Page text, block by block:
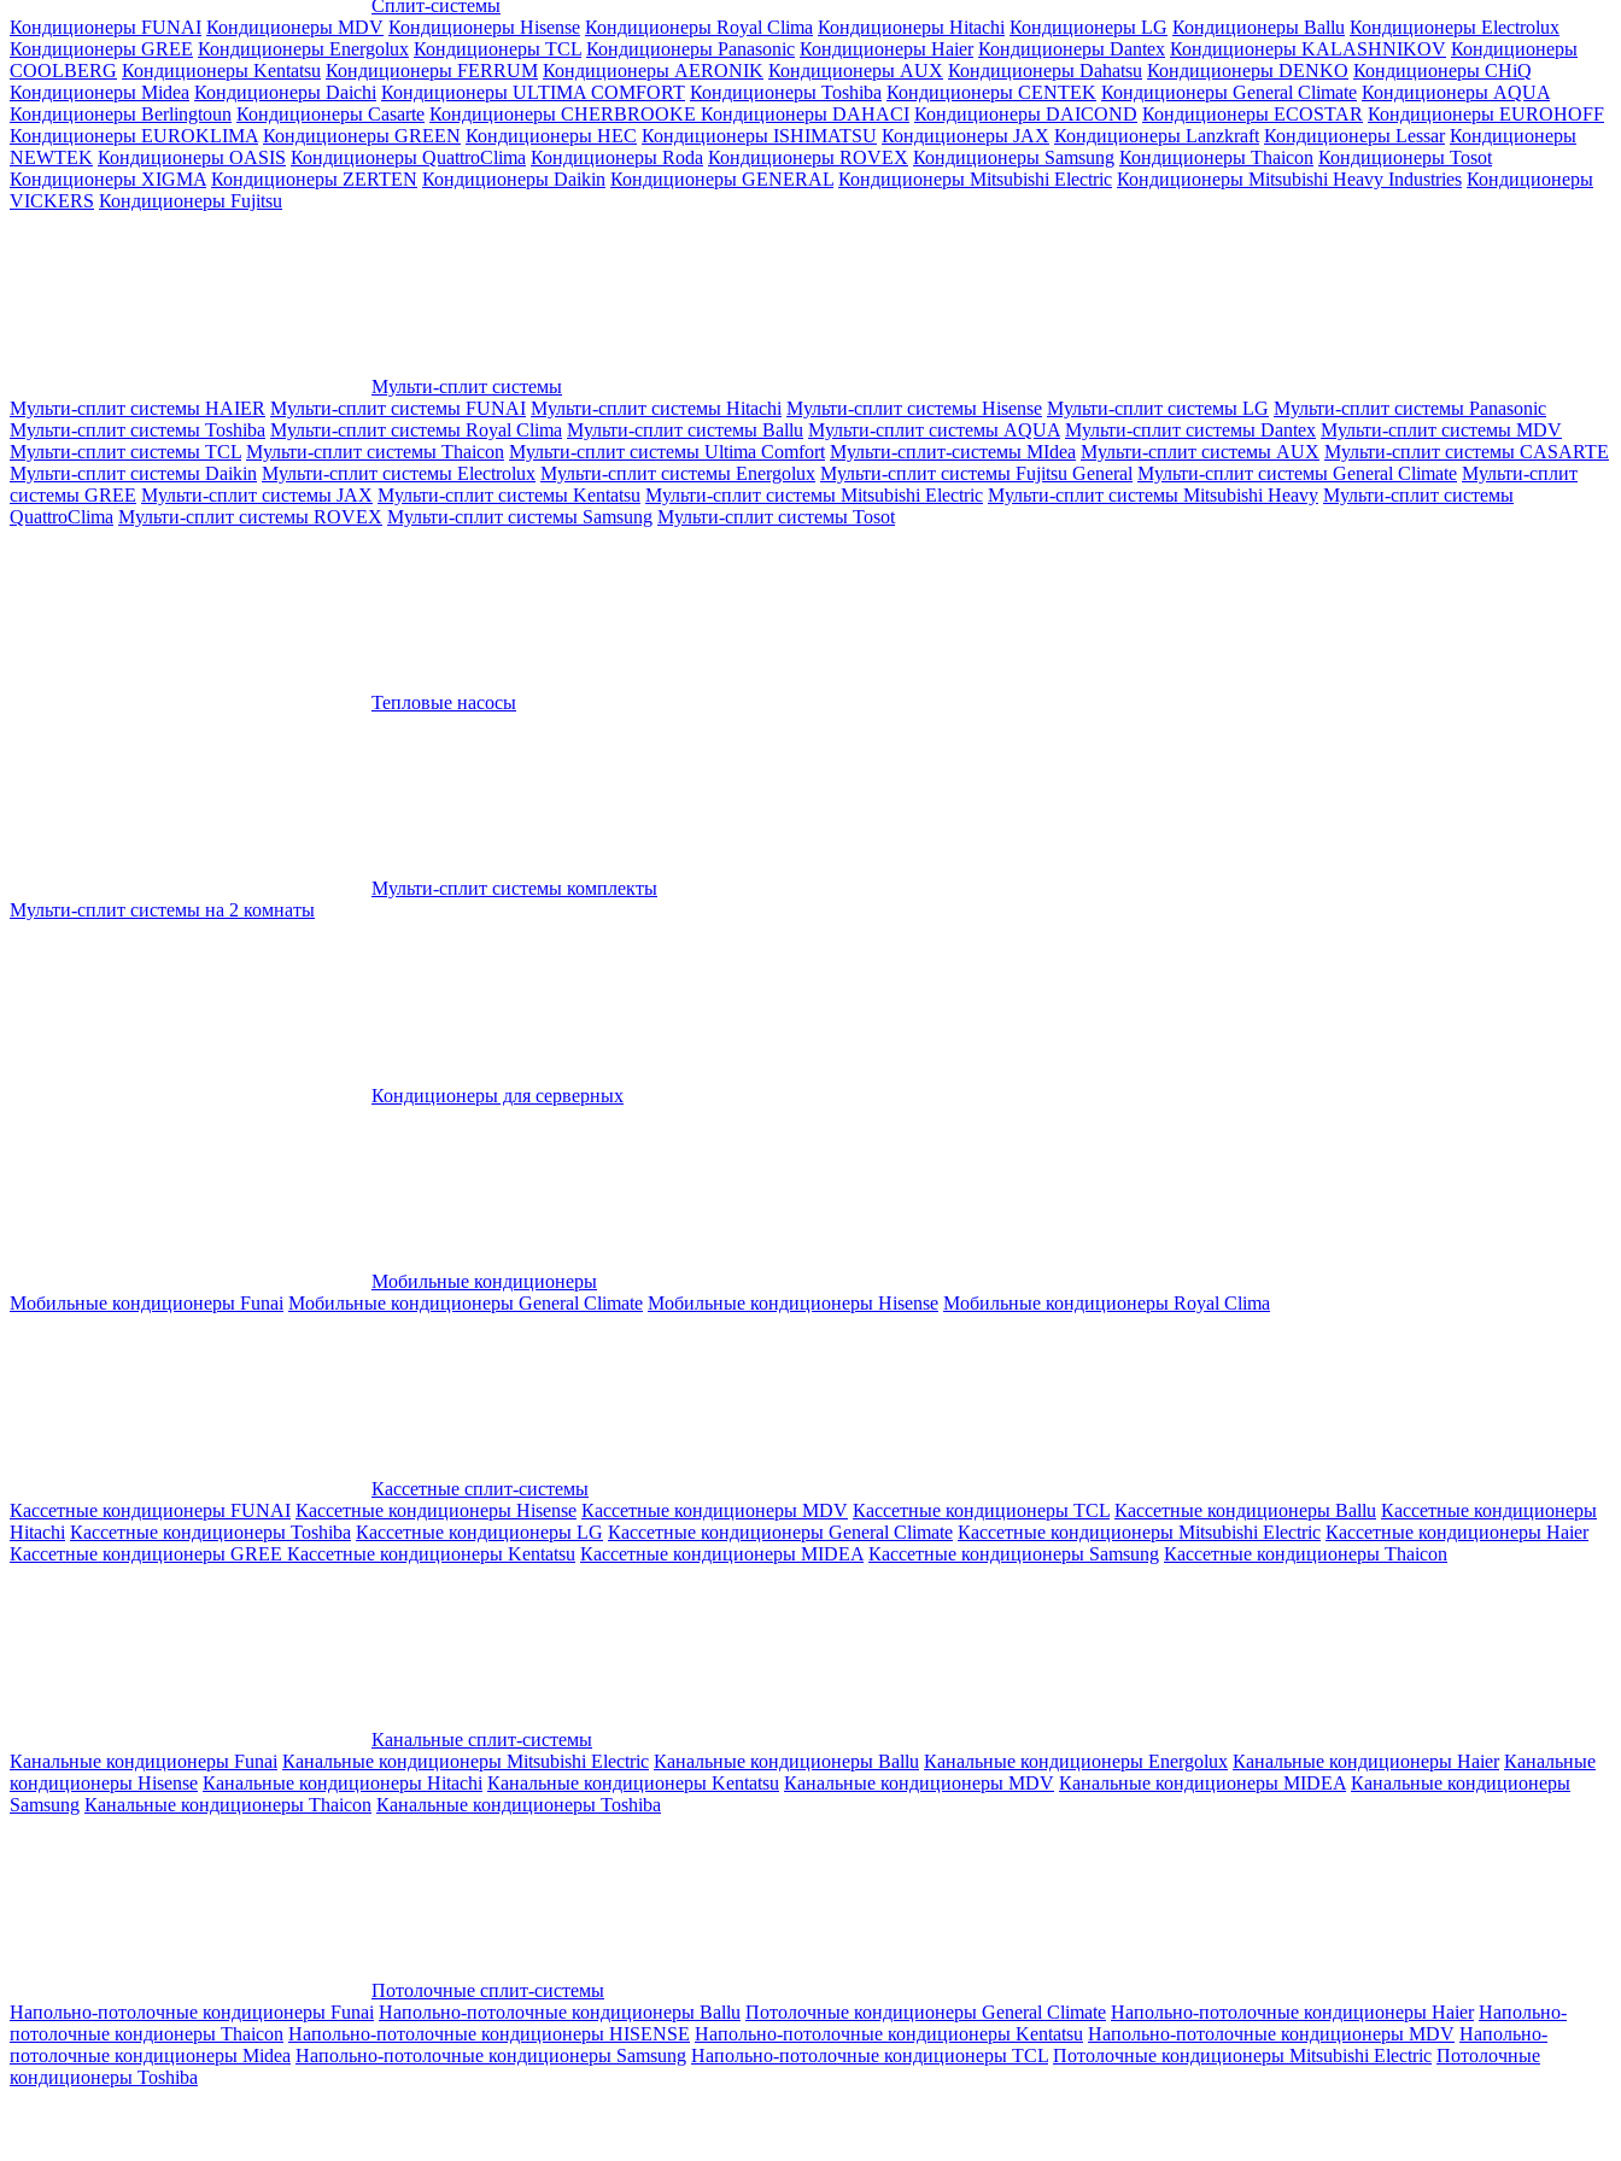
Сплит-системы
Кондиционеры FUNAI Кондиционеры MDV Кондиционеры Hisense Кондиционеры Royal Clima Кондиционеры Hitachi Кондиционеры LG Кондиционеры Ballu Кондиционеры Electrolux
Кондиционеры GREE Кондиционеры Energolux Кондиционеры TCL Кондиционеры Panasonic Кондиционеры Haier Кондиционеры Dantex Кондиционеры KALASHNIKOV Кондиционеры
СOOLBERG Кондиционеры Kentatsu Кондиционеры FERRUM Кондиционеры AERONIK Кондиционеры AUX Кондиционеры Dahatsu Кондиционеры DENKO Кондиционеры CHiQ
Кондиционеры Midea Кондиционеры Daichi Кондиционеры ULTIMA COMFORT Кондиционеры Toshiba Кондиционеры CENTEK Кондиционеры General Climate Кондиционеры AQUA
Кондиционеры Berlingtoun Кондиционеры Casarte Кондиционеры CHERBROOKE Кондиционеры DAHACI Кондиционеры DAICOND Кондиционеры ECOSTAR Кондиционеры EUROHOFF
Кондиционеры EUROKLIMA Кондиционеры GREEN Кондиционеры HEC Кондиционеры ISHIMATSU Кондиционеры JAX Кондиционеры Lanzkraft Кондиционеры Lessar Кондиционеры
NEWTEK Кондиционеры OASIS Кондиционеры QuattroClima Кондиционеры Roda Кондиционеры ROVEX Кондиционеры Samsung Кондиционеры Thaicon Кондиционеры Tosot
Кондиционеры XIGMA Кондиционеры ZERTEN Кондиционеры Daikin Кондиционеры GENERAL Кондиционеры Mitsubishi Electric Кондиционеры Mitsubishi Heavy Industries Кондиционеры
VICKERS Кондиционеры Fujitsu
Мульти-сплит системы
Мульти-сплит системы HAIER Мульти-сплит системы FUNAI Мульти-сплит системы Hitachi Мульти-сплит системы Hisense Мульти-сплит системы LG Мульти-сплит системы Panasonic
Мульти-сплит системы Toshiba Мульти-сплит системы Royal Clima Мульти-сплит системы Ballu Мульти-сплит системы AQUA Мульти-сплит системы Dantex Мульти-сплит системы MDV
Мульти-сплит системы TCL Мульти-сплит системы Thaicon Мульти-сплит системы Ultima Comfort Мульти-сплит-системы MIdea Мульти-сплит системы AUX Мульти-сплит системы CASARTE
Мульти-сплит системы Daikin Мульти-сплит системы Electrolux Мульти-сплит системы Energolux Мульти-сплит системы Fujitsu General Мульти-сплит системы General Climate Мульти-сплит
системы GREE Мульти-сплит системы JAX Мульти-сплит системы Kentatsu Мульти-сплит системы Mitsubishi Electric Мульти-сплит системы Mitsubishi Heavy Мульти-сплит системы
QuattroClima Мульти-сплит системы ROVEX Мульти-сплит системы Samsung Мульти-сплит системы Tosot
Тепловые насосы
Мульти-сплит системы комплекты
Мульти-сплит системы на 2 комнаты
Кондиционеры для серверных
Мобильные кондиционеры
Мобильные кондиционеры Funai Мобильные кондиционеры General Climate Мобильные кондиционеры Hisense Мобильные кондиционеры Royal Clima
Кассетные сплит-системы
Кассетные кондиционеры FUNAI Кассетные кондиционеры Hisense Кассетные кондиционеры MDV Кассетные кондиционеры TCL Кассетные кондиционеры Ballu Кассетные кондиционеры
Hitachi Кассетные кондиционеры Toshiba Кассетные кондиционеры LG Кассетные кондиционеры General Climate Кассетные кондиционеры Mitsubishi Electric Кассетные кондиционеры Haier
Кассетные кондиционеры GREE Кассетные кондиционеры Kentatsu Кассетные кондиционеры MIDEA Кассетные кондиционеры Samsung Кассетные кондиционеры Thaicon
Канальные сплит-системы
Канальные кондиционеры Funai Канальные кондиционеры Mitsubishi Electric Канальные кондиционеры Ballu Канальные кондиционеры Energolux Канальные кондиционеры Haier Канальные
кондиционеры Hisense Канальные кондиционеры Hitachi Канальные кондиционеры Kentatsu Канальные кондиционеры MDV Канальные кондиционеры MIDEA Канальные кондиционеры
Samsung Канальные кондиционеры Thaicon Канальные кондиционеры Toshiba
Потолочные сплит-системы
Напольно-потолочные кондиционеры Funai Напольно-потолочные кондиционеры Ballu Потолочные кондиционеры General Climate Напольно-потолочные кондиционеры Haier Напольно-
потолочные кондионеры Thaicon Напольно-потолочные кондиционеры HISENSE Напольно-потолочные кондиционеры Kentatsu Напольно-потолочные кондиционеры MDV Напольно-
потолочные кондиционеры Midea Напольно-потолочные кондиционеры Samsung Напольно-потолочные кондиционеры TCL Потолочные кондиционеры Mitsubishi Electric Потолочные
кондиционеры Toshiba